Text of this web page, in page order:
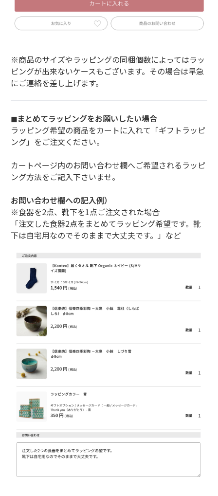
※商品のサイズやラッピングの同梱個数によってはラッ
ピングが出来ないケースもございます。その場合は早急
にご連絡を差し上げます。
◼︎まとめてラッピングをお願いしたい場合
ラッピング希望の商品をカートに入れて「ギフトラッピ
ング」をご注文ください。
カートページ内のお問い合わせ欄へご希望されるラッピ
ング方法をご記入下さいませ。
お問い合わせ欄への記入例）
※食器を2点、靴下を1点ご注文された場合
「注文した食器2点をまとめてラッピング希望です。靴
下は自宅用なのでそのままで大丈夫です。」など